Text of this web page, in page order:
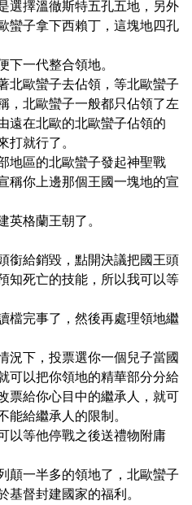
選擇溫徹斯特五孔五地，另外
蠻子拿下西賴丁，這塊地四孔
一代整合領地。
北歐蠻子去佔領，等北歐蠻子
，北歐蠻子一般都只佔領了左
遠在北歐的北歐蠻子佔領的
就行了。
地區的北歐蠻子發起神聖戰
稱你上邊那個王國一塊地的宣
格蘭王朝了。
銜給銷毀，點開決議把國王頭
知死亡的技能，所以我可以等
檔完事了，然後再處理領地繼
況下，投票選你一個兒子當國
可以把你領地的精華部分分給
票給你心目中的繼承人，就可
給繼承人的限制。
以等他停戰之後送禮物附庸
顛一半多的領地了，北歐蠻子
督封建國家的福利。